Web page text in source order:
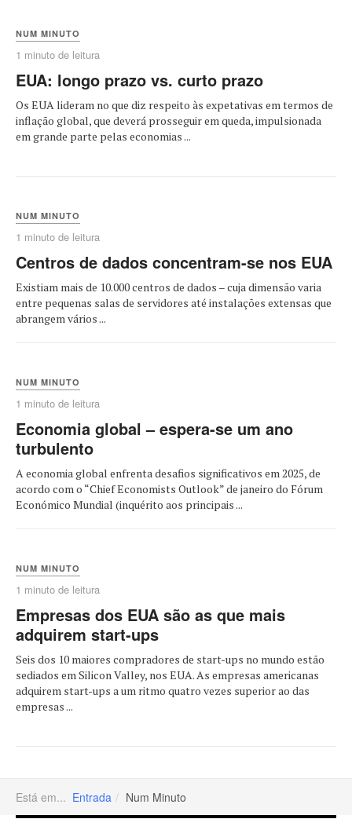
NUM MINUTO
1 minuto de leitura
EUA: longo prazo vs. curto prazo
Os EUA lideram no que diz respeito às expetativas em termos de
inflação global, que deverá prosseguir em queda, impulsionada
em grande parte pelas economias ...
NUM MINUTO
1 minuto de leitura
Centros de dados concentram-se nos EUA
Existiam mais de 10.000 centros de dados – cuja dimensão varia
entre pequenas salas de servidores até instalações extensas que
abrangem vários ...
NUM MINUTO
1 minuto de leitura
Economia global – espera-se um ano
turbulento
A economia global enfrenta desafios significativos em 2025, de
acordo com o “Chief Economists Outlook” de janeiro do Fórum
Económico Mundial (inquérito aos principais ...
NUM MINUTO
1 minuto de leitura
Empresas dos EUA são as que mais
adquirem start-ups
Seis dos 10 maiores compradores de start-ups no mundo estão
sediados em Silicon Valley, nos EUA. As empresas americanas
adquirem start-ups a um ritmo quatro vezes superior ao das
empresas ...
Está em... Entrada Num Minuto